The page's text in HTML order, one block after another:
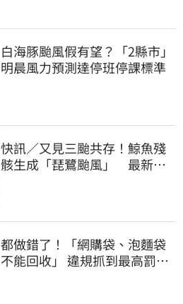
白海豚颱風假有望？「2縣市」
明晨風力預測達停班停課標準
快訊／又見三颱共存！鯨魚殘
骸生成「琵鷺颱風」 最新路
都做錯了！「網購袋、泡麵袋
不能回收」 違規抓到最高罰